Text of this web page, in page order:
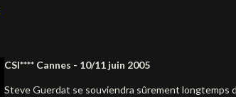
CSI**** Cannes - 10/11 juin 2005
Steve Guerdat se souviendra sûrement longtemps